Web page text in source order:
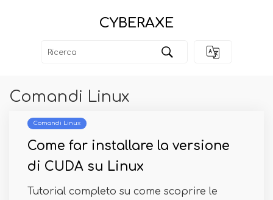
CYBERAXE
Comandi Linux
Comandi Linux
Come far installare la versione
di CUDA su Linux
Tutorial completo su come scoprire le